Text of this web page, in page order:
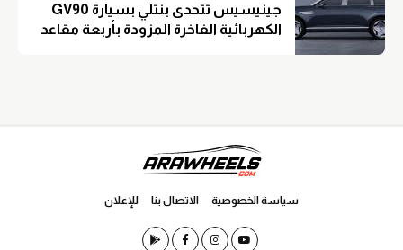
جينيسيس تتحدى بنتلي بسيارة GV90
الكهربائية الفاخرة المزودة بأربعة مقاعد
سياسة الخصوصية الاتصال بنا للإعلان